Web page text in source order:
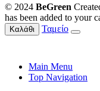
© 2024 BeGreen
has been added to your
Καλάθι Ταμείο
Main Menu
Top Navigation